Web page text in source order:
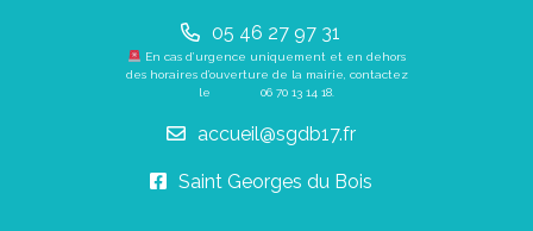
05 46 27 97 31
En cas d’urgence uniquement et en dehors
des horaires d’ouverture de la mairie, contactez
le 06 70 13 14 18
accueil@sgdb17.fr
Saint Georges du Bois